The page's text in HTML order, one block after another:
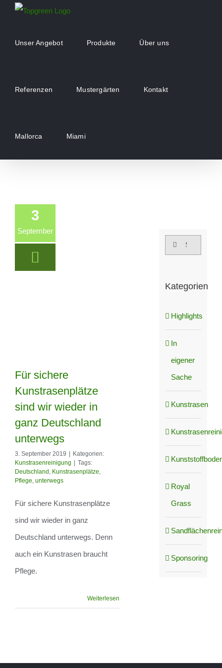
springenUnser Angebot Produkte Über uns
Referenzen Mustergärten Kontakt
Mallorca Miami
3
September
Für sichere
Kunstrasenplätze
sind wir wieder in
ganz Deutschland
unterwegs
Für sichere
Kunstrasenplätze
sind wir wieder in
ganz Deutschland
unterwegs
3. September 2019
Kategorien:
Kunstrasenreinigung
Tags:
Deutschland , Kunstrasenplätze,
Pflege, unterwegs
Für sichere Kunstrasenplätze
sind wir wieder in ganz
Deutschland unterwegs. Denn
auch ein Kunstrasen braucht
Pflege.
Weiterlesen
Suche
Kategorien
Highlights
In
eigener
Sache
Kunstrasen
Royal
Grass
Sponsoring